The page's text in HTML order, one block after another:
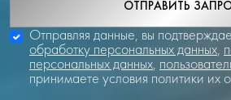
ОТПРАВИТЬ
Отправляя данные, вы
обработку персональных данных,
персональных данных,
принимаете условия политики их